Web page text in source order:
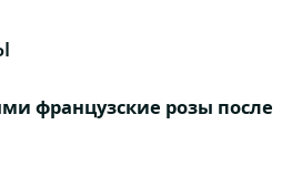
французские розы после